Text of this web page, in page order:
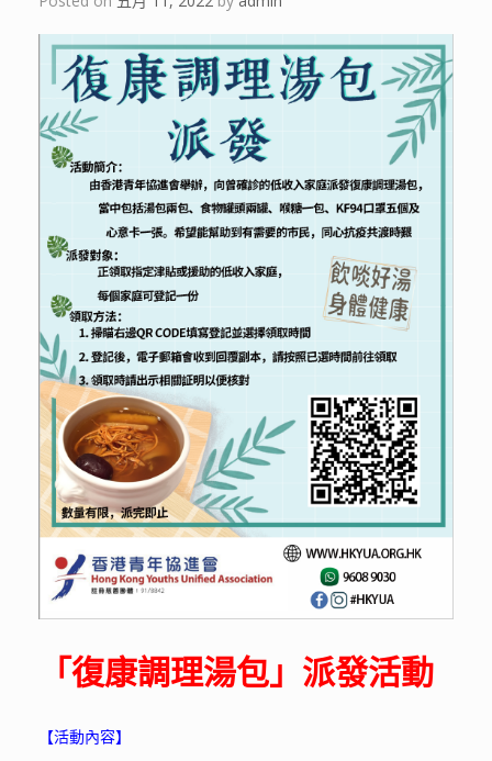
「復康調理湯包」派發活動
【活動內容】